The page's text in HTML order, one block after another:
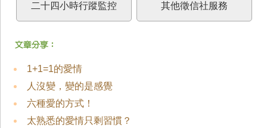
二十四小時行蹤監控 其他徵信社服務
1+1=1的愛情
人沒變，變的是感覺
六種愛的方式！
太熟悉的愛情只剩習慣？